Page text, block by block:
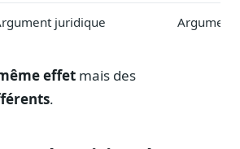
juridique Argument
effet mais des
.